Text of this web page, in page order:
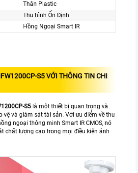
Thân Plastic
Thu hình Ổn Định
Hồng Ngoại Smart IR
S5 VỚI THÔNG TIN CHI
S5 là một thiết bị quan trọng và
vệ và giám sát tài sản. Với ưu điểm về thu
ngoại thông minh Smart IR CMOS, nó
chất lượng cao trong mọi điều kiện ánh